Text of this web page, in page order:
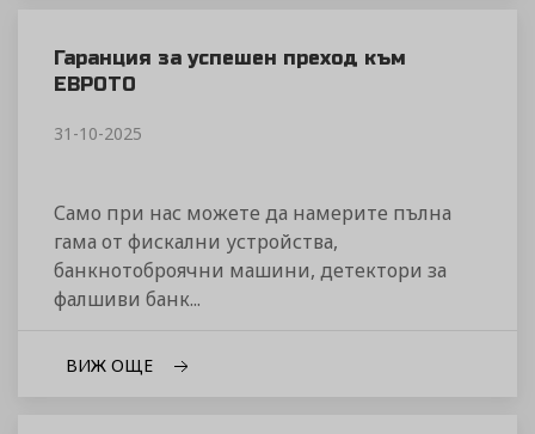
Гаранция за успешен преход към
ЕВРОТО
31-10-2025
Само при нас можете да намерите пълна
гама от фискални устройства,
банкнотоброячни машини, детектори за
фалшиви банк...
ВИЖ ОЩЕ